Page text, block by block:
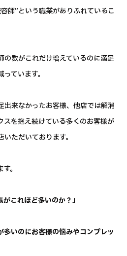
師”という職業がありふれているこ
の数がこれだけ増えているのに満足
ています。
出来なかったお客様、他店では解消
スを抱え続けている多くのお客様が
ただいております。
。
がこれほど多いのか？」
多いのにお客様の悩みやコンプレッ